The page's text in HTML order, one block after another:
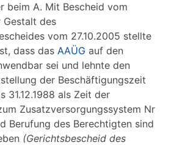
beim A. Mit Bescheid vom
Gestalt des
vom 27.10.2005 stellte
dass das AAÜG auf den
sei und lehnte den
der Beschäftigungszeit
31.12.1988 als Zeit der
Zusatzversorgungssystem Nr
Berufung des Berechtigten sind
(Gerichtsbescheid des